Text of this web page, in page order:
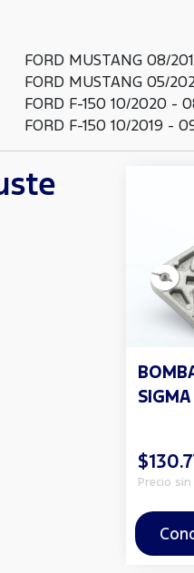
FORD MUSTANG 08/
FORD MUSTANG 05/
FORD F-150 10/2020 -
FORD F-150 10/2019 -
Precio